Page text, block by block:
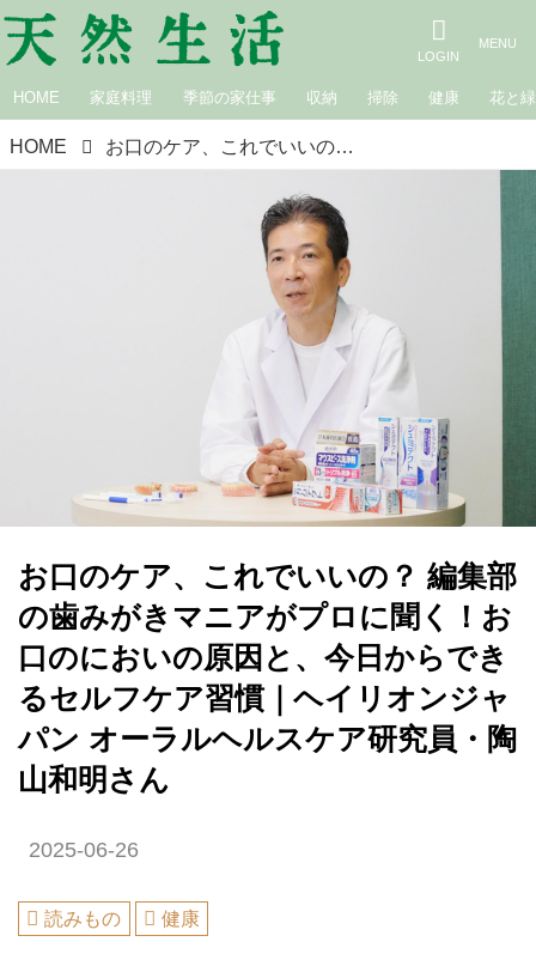
HOME 家庭料理 季節の家仕事 収納 掃除 健康 花と緑
HOME お口のケア、これでいいの？ 編集部の歯みがきマニアがプロに聞く！お口のにおいの原因と、今日からできるセルフケア習慣｜ヘイリオンジャパン オーラルヘルスケア研究員・陶山和明さん
お口のケア、これでいいの？ 編集部
の歯みがきマニアがプロに聞く！お
口のにおいの原因と、今日からでき
るセルフケア習慣｜ヘイリオンジャ
パン オーラルヘルスケア研究員・陶
山和明さん
2025-06-26
読みもの 健康